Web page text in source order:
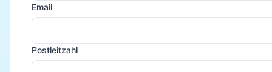
Email
Postleitzahl